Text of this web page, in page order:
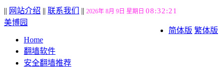
|| 网站介绍 || 联系我们 || 2026年 8月 9日 星期日 08:32:22
简体版 繁体版
美博园
Home
翻墙软件
安全翻墙推荐